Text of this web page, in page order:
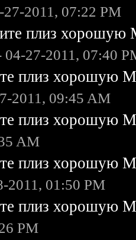
27-2011, 07:22 PM
плиз хорошую
04-27-2011, 07:40
плиз хорошую
2011, 09:45 AM
плиз хорошую
AM
плиз хорошую
2011, 01:50 PM
плиз хорошую
PM